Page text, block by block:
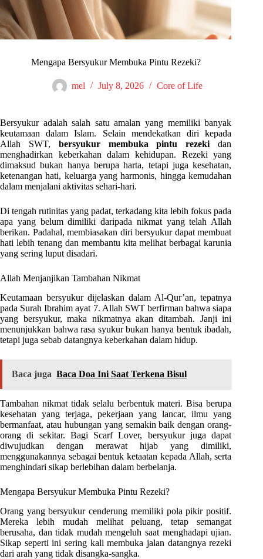
Mengapa Bersyukur Membuka Pintu Rezeki?
mel July 8, 2026 Core of Life
Bersyukur adalah salah satu amalan yang memiliki banyak
keutamaan dalam Islam. Selain mendekatkan diri kepada
Allah SWT, bersyukur membuka pintu rezeki dan
menghadirkan keberkahan dalam kehidupan. Rezeki yang
dimaksud bukan hanya berupa harta, tetapi juga kesehatan,
ketenangan hati, keluarga yang harmonis, hingga kemudahan
dalam menjalani aktivitas sehari-hari.
Di tengah rutinitas yang padat, terkadang kita lebih fokus pada
apa yang belum dimiliki daripada nikmat yang telah Allah
berikan. Padahal, membiasakan diri bersyukur dapat membuat
hati lebih tenang dan membantu kita melihat berbagai karunia
yang sering luput disadari.
Allah Menjanjikan Tambahan Nikmat
Keutamaan bersyukur dijelaskan dalam Al-Qur’an, tepatnya
pada Surah Ibrahim ayat 7. Allah SWT berfirman bahwa siapa
yang bersyukur, maka nikmatnya akan ditambah. Janji ini
menunjukkan bahwa rasa syukur bukan hanya bentuk ibadah,
tetapi juga sebab datangnya keberkahan dalam hidup.
Baca juga Baca Doa Ini Saat Terkena Bisul
Tambahan nikmat tidak selalu berbentuk materi. Bisa berupa
kesehatan yang terjaga, pekerjaan yang lancar, ilmu yang
bermanfaat, atau hubungan yang semakin baik dengan orang-
orang di sekitar. Bagi Scarf Lover, bersyukur juga dapat
diwujudkan dengan merawat hijab yang dimiliki,
menggunakannya sebagai bentuk ketaatan kepada Allah, serta
menghindari sikap berlebihan dalam berbelanja.
Mengapa Bersyukur Membuka Pintu Rezeki?
Orang yang bersyukur cenderung memiliki pola pikir positif.
Mereka lebih mudah melihat peluang, tetap semangat
berusaha, dan tidak mudah mengeluh saat menghadapi ujian.
Sikap seperti ini sering kali membuka jalan datangnya rezeki
dari arah yang tidak disangka-sangka.